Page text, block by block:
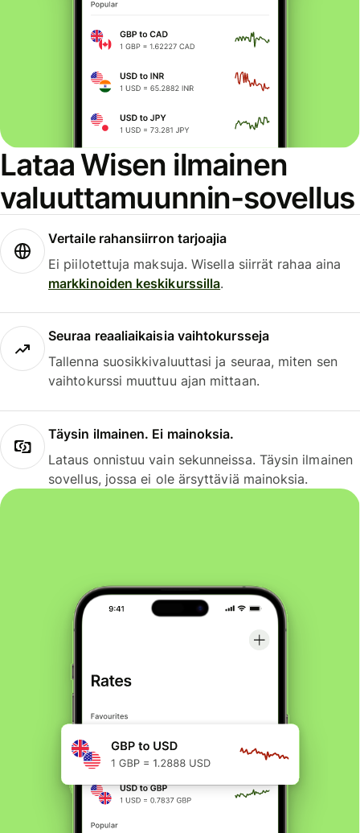
Lataa Wisen ilmainen
valuuttamuunnin-sovellus
Vertaile rahansiirron tarjoajia
Ei piilotettuja maksuja. Wisella siirrät rahaa aina
markkinoiden keskikurssilla.
Seuraa reaaliaikaisia vaihtokursseja
Tallenna suosikkivaluuttasi ja seuraa, miten sen
vaihtokurssi muuttuu ajan mittaan.
Täysin ilmainen. Ei mainoksia.
Lataus onnistuu vain sekunneissa. Täysin ilmainen
sovellus, jossa ei ole ärsyttäviä mainoksia.